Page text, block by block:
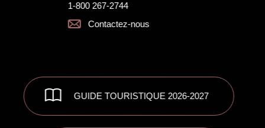
1-800 267-2744
Contactez-nous
GUIDE TOURISTIQUE 2026-2027